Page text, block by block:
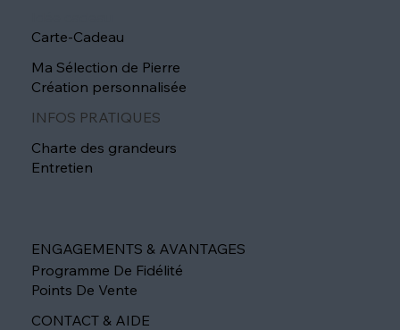
Carte-Cadeau
Ma Sélection de Pierre
Création personnalisée
INFOS PRATIQUES
Charte des grandeurs
Entretien
ENGAGEMENTS & AVANTAGES
Programme De Fidélité
Points De Vente
CONTACT & AIDE